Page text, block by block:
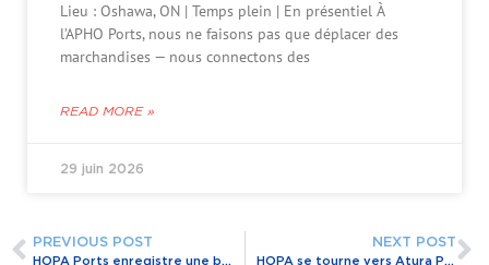
Lieu : Oshawa, ON | Temps plein | En présentiel À
l’APHO Ports, nous ne faisons pas que déplacer des
marchandises — nous connectons des
READ MORE »
29 juin 2026
PREVIOUS POST
HOPA Ports enregistre une bonne saison malgré l’incertitude qui persiste dans la chaîne d’approvisionnement mondiale.
NEXT POST
HOPA se tourne vers Atura Power pour l’hydrogène vert